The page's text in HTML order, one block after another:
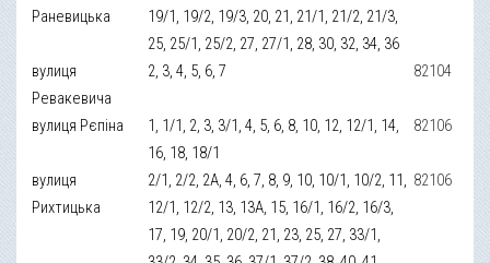
Раневицька
19/1, 19/2, 19/3, 20, 21, 21/1, 21/2, 21/3,
25, 25/1, 25/2, 27, 27/1, 28, 30, 32, 34, 36
вулиця
Ревакевича
2, 3, 4, 5, 6, 7 82104
вулиця Рєпіна
1, 1/1, 2, 3, 3/1, 4, 5, 6, 8, 10, 12, 12/1, 14,
16, 18, 18/1
82106
вулиця
Рихтицька
2/1, 2/2, 2A, 4, 6, 7, 8, 9, 10, 10/1, 10/2, 11,
12/1, 12/2, 13, 13A, 15, 16/1, 16/2, 16/3,
17, 19, 20/1, 20/2, 21, 23, 25, 27, 33/1,
82106